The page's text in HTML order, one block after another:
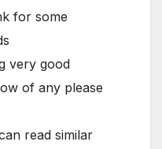
for some
very good
of any please
read similar